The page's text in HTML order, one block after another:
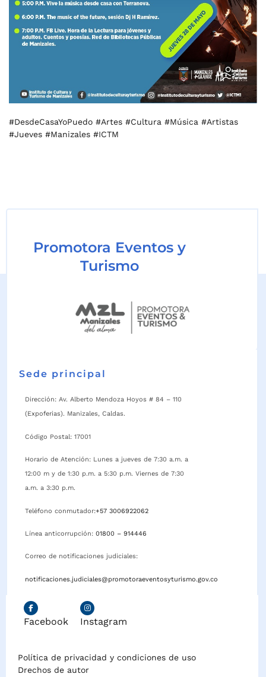
#DesdeCasaYoPuedo #Artes #Cultura #Música #Artistas
#Jueves #Manizales #ICTM
Promotora Eventos y
Turismo
Sede principal
Dirección: Av. Alberto Mendoza Hoyos # 84 – 110
(Expoferias). Manizales, Caldas.
Código Postal: 17001
Horario de Atención: Lunes a jueves de 7:30 a.m. a
12:00 m y de 1:30 p.m. a 5:30 p.m. Viernes de 7:30
a.m. a 3:30 p.m.
Teléfono conmutador:+57 3006922062
Línea anticorrupción: 01800 – 914446
Correo de notificaciones judiciales:
notificaciones.judiciales@promotoraeventosyturismo.gov.co
Facebook Instagram
Política de privacidad y condiciones de uso
Drechos de autor